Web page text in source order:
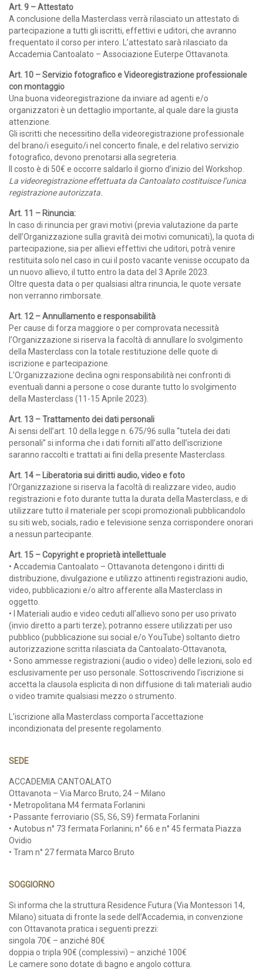
Art. 9 – Attestato
A conclusione della Masterclass verrà rilasciato un attestato di
partecipazione a tutti gli iscritti, effettivi e uditori, che avranno
frequentato il corso per intero. L’attestato sarà rilasciato da
Accademia Cantoalato – Associazione Euterpe Ottavanota.
Art. 10 – Servizio fotografico e Videoregistrazione professionale
con montaggio
Una buona videoregistrazione da inviare ad agenti e/o
organizzatori è un dettaglio importante, al quale dare la giusta
attenzione.
Gli iscritti che necessitino della videoregistrazione professionale
del brano/i eseguito/i nel concerto finale, e del relativo servizio
fotografico, devono prenotarsi alla segreteria.
Il costo è di 50€ e occorre saldarlo il giorno d’inizio del Workshop.
La videoregistrazione effettuata da Cantoalato costituisce l’unica
registrazione autorizzata.
Art. 11 – Rinuncia:
In caso di rinuncia per gravi motivi (previa valutazione da parte
dell’Organizzazione sulla gravità dei motivi comunicati), la quota di
partecipazione, sia per allievi effettivi che uditori, potrà venire
restituita solo nel caso in cui il posto vacante venisse occupato da
un nuovo allievo, il tutto entro la data del 3 Aprile 2023.
Oltre questa data o per qualsiasi altra rinuncia, le quote versate
non verranno rimborsate.
Art. 12 – Annullamento e responsabilità
Per cause di forza maggiore o per comprovata necessità
l’Organizzazione si riserva la facoltà di annullare lo svolgimento
della Masterclass con la totale restituzione delle quote di
iscrizione e partecipazione.
L’Organizzazione declina ogni responsabilità nei confronti di
eventuali danni a persone o cose durante tutto lo svolgimento
della Masterclass (11-15 Aprile 2023).
Art. 13 – Trattamento dei dati personali
Ai sensi dell’art. 10 della legge n. 675/96 sulla “tutela dei dati
personali” si informa che i dati forniti all’atto dell’iscrizione
saranno raccolti e trattati ai fini della presente Masterclass.
Art. 14 – Liberatoria sui diritti audio, video e foto
l’Organizzazione si riserva la facoltà di realizzare video, audio
registrazioni e foto durante tutta la durata della Masterclass, e di
utilizzare tutto il materiale per scopi promozionali pubblicandolo
su siti web, socials, radio e televisione senza corrispondere onorari
a nessun partecipante.
Art. 15 – Copyright e proprietà intellettuale
• Accademia Cantoalato – Ottavanota detengono i diritti di
distribuzione, divulgazione e utilizzo attinenti registrazioni audio,
video, pubblicazioni e/o altro afferente alla Masterclass in
oggetto.
• I Materiali audio e video ceduti all’allievo sono per uso privato
(invio diretto a parti terze); potranno essere utilizzati per uso
pubblico (pubblicazione sui social e/o YouTube) soltanto dietro
autorizzazione scritta rilasciata da Cantoalato-Ottavanota,
• Sono ammesse registrazioni (audio o video) delle lezioni, solo ed
esclusivamente per uso personale. Sottoscrivendo l’iscrizione si
accetta la clausola esplicita di non diffusione di tali materiali audio
o video tramite qualsiasi mezzo o strumento.
L’iscrizione alla Masterclass comporta l’accettazione
incondizionata del presente regolamento.
SEDE
ACCADEMIA CANTOALATO
Ottavanota – Via Marco Bruto, 24 – Milano
• Metropolitana M4 fermata Forlanini
• Passante ferroviario (S5, S6, S9) fermata Forlanini
• Autobus n° 73 fermata Forlanini; n° 66 e n° 45 fermata Piazza
Ovidio
• Tram n° 27 fermata Marco Bruto
SOGGIORNO
Si informa che la struttura Residence Futura (Via Montessori 14,
Milano) situata di fronte la sede dell’Accademia, in convenzione
con Ottavanota pratica i seguenti prezzi:
singola 70€ – anziché 80€
doppia o tripla 90€ (complessivi) – anziché 100€
Le camere sono dotate di bagno e angolo cottura.